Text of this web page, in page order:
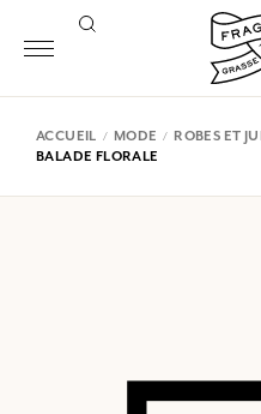
ACCUEIL MODE ROBES ET
BALADE FLORALE